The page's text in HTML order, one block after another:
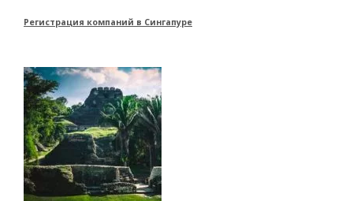
Регистрация компаний в Сингапуре